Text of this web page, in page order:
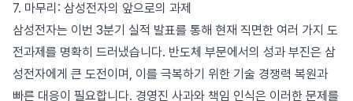
7. 마무리: 삼성전자의 앞으로의 과제
삼성전자는 이번 3분기 실적 발표를 통해 현재 직면한 여러 가지 도
전과제를 명확히 드러냈습니다. 반도체 부문에서의 성과 부진은 삼
성전자에게 큰 도전이며, 이를 극복하기 위한 기술 경쟁력 복원과
빠른 대응이 필요합니다. 경영진 사과와 책임 인식은 이러한 문제를